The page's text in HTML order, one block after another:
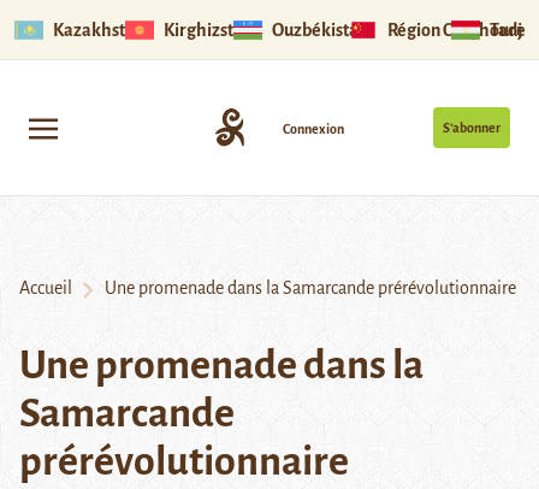
Kazakhstan Kirghizstan Ouzbékistan Région Ouïghoure
S’abonner
Connexion
Accueil Une promenade dans la Samarcande prérévolutionnaire
Une promenade dans la
Samarcande
prérévolutionnaire